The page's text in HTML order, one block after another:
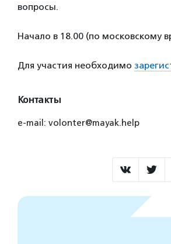
вопросы.
Начало в 18.00 (по московскому
Для участия необходимо
Контакты
e-mail: volonter@mayak.help